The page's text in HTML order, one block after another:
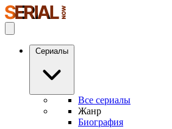
Сериалы
Все сериалы
Жанр
Биография